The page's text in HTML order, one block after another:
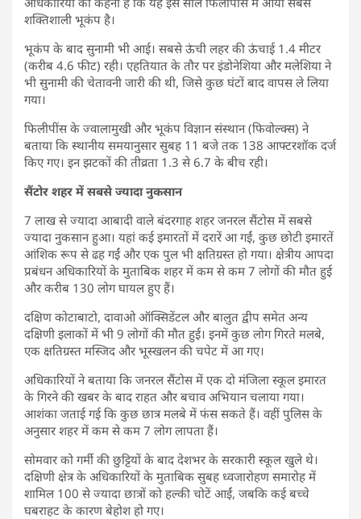
शक्तिशाली भूकंप है।
भूकंप के बाद सुनामी भी आई। सबसे ऊंची लहर की ऊंचाई 1.4 मीटर
(करीब 4.6 फीट) रही। एहतियात के तौर पर इंडोनेशिया और मलेशिया ने
भी सुनामी की चेतावनी जारी की थी, जिसे कुछ घंटों बाद वापस ले लिया
गया।
फिलीपींस के ज्वालामुखी और भूकंप विज्ञान संस्थान (फिवोल्क्स) ने
बताया कि स्थानीय समयानुसार सुबह 11 बजे तक 138 आफ्टरशॉक दर्ज
किए गए। इन झटकों की तीव्रता 1.3 से 6.7 के बीच रही।
सैंटोर शहर में सबसे ज्यादा नुकसान
7 लाख से ज्यादा आबादी वाले बंदरगाह शहर जनरल सैंटोस में सबसे
ज्यादा नुकसान हुआ। यहां कई इमारतों में दरारें आ गईं, कुछ छोटी इमारतें
आंशिक रूप से ढह गईं और एक पुल भी क्षतिग्रस्त हो गया। क्षेत्रीय आपदा
प्रबंधन अधिकारियों के मुताबिक शहर में कम से कम 7 लोगों की मौत हुई
और करीब 130 लोग घायल हुए हैं।
दक्षिण कोटाबाटो, दावाओ ऑक्सिडेंटल और बालुत द्वीप समेत अन्य
दक्षिणी इलाकों में भी 9 लोगों की मौत हुई। इनमें कुछ लोग गिरते मलबे,
एक क्षतिग्रस्त मस्जिद और भूस्खलन की चपेट में आ गए।
अधिकारियों ने बताया कि जनरल सैंटोस में एक दो मंजिला स्कूल इमारत
के गिरने की खबर के बाद राहत और बचाव अभियान चलाया गया।
आशंका जताई गई कि कुछ छात्र मलबे में फंस सकते हैं। वहीं पुलिस के
अनुसार शहर में कम से कम 7 लोग लापता हैं।
सोमवार को गर्मी की छुट्टियों के बाद देशभर के सरकारी स्कूल खुले थे।
दक्षिणी क्षेत्र के अधिकारियों के मुताबिक सुबह ध्वजारोहण समारोह में
शामिल 100 से ज्यादा छात्रों को हल्की चोटें आईं, जबकि कई बच्चे
घबराहट के कारण बेहोश हो गए।